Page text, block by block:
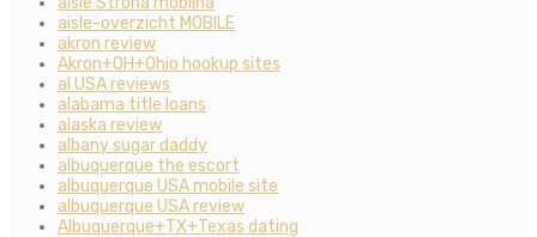
aisle-overzicht MOBILE
akron review
Akron+OH+Ohio hookup sites
al USA reviews
alabama title loans
alaska review
albany sugar daddy
albuquerque the escort
albuquerque USA mobile site
albuquerque USA review
Albuquerque+TX+Texas dating